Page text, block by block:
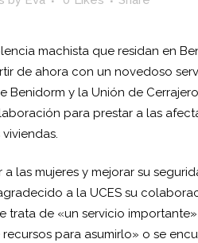
machista que residan en
de ahora con un novedoso
Benidorm y la Unión de
para prestar a las
a las mujeres y mejorar su
a la UCES su
trata de «un servicio
para asumirlo» o se